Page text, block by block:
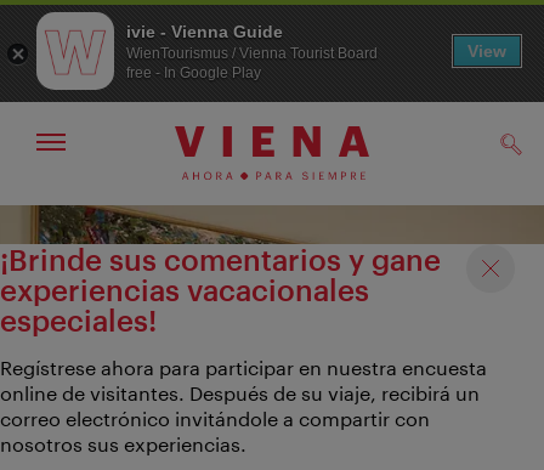
A
navegación
Al
contenido
Mostrar/ocultar
¡Brinde sus comentarios y gane
experiencias vacacionales
especiales!
Regístrese ahora para participar en nuestra encuesta
online de visitantes. Después de su viaje, recibirá un
correo electrónico invitándole a compartir con
nosotros sus experiencias.
ivie - Vienna Guide
WienTourismus / Vienna Tourist Board
free - In Google Play
View